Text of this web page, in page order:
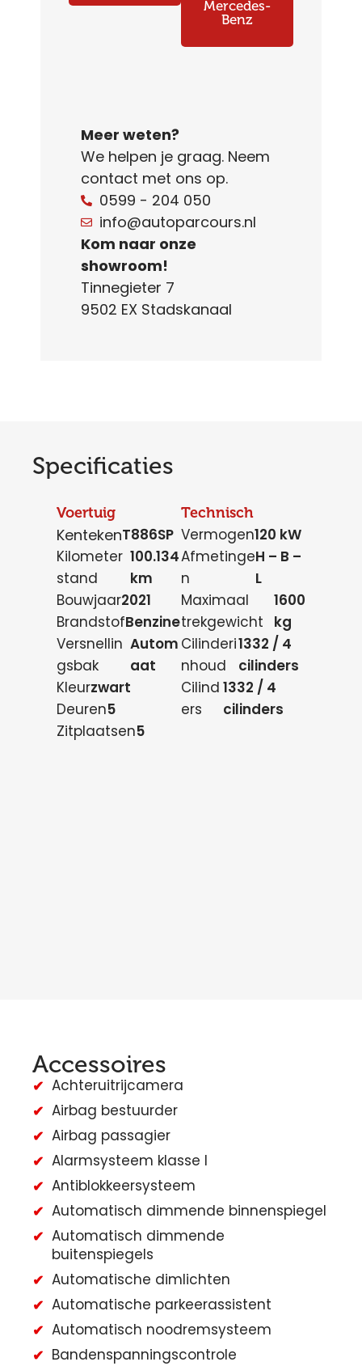
Mercedes-
Benz
Meer weten?
We helpen je graag. Neem
contact met ons op.
0599 - 204 050
info@autoparcours.nl
Kom naar onze
showroom!
Tinnegieter 7
9502 EX Stadskanaal
Specificaties
Voertuig
KentekenT886SP
Kilometer
stand
100.134
km
Bouwjaar2021
BrandstofBenzine
Versnellin
gsbak
Autom
aat
Kleurzwart
Deuren5
Zitplaatsen5
Technisch
Vermogen120 kW
Afmetinge
n
H – B –
L
Maximaal
trekgewicht
1600
kg
Cilinderi
nhoud
1332 / 4
cilinders
Cilind
ers
1332 / 4
cilinders
Accessoires
Achteruitrijcamera
Airbag bestuurder
Airbag passagier
Alarmsysteem klasse I
Antiblokkeersysteem
Automatisch dimmende binnenspiegel
Automatisch dimmende
buitenspiegels
Automatische dimlichten
Automatische parkeerassistent
Automatisch noodremsysteem
Bandenspanningscontrole